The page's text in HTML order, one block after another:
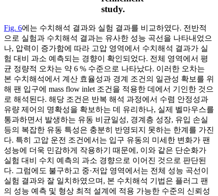
study.
Fig. 6에는 수치해석 결과와 실험 결과를 비교하였다. 전반적
으로 실험과 수치해석 결과는 유사한 성능 곡선을 나타내었으
나, 압력이 증가함에 따라 고압 영역에서 수치해석 결과가 실
험 대비 과소 예측되는 경향이 확인되었다. 전체 영역에서 평
균 정량적 오차는 약 6 % 수준으로 나타났다. 이러한 오차는
본 수치해석에서 계산 효율성과 경계 조건의 일관성 확보를 위
해 팬 입구에 mass flow inlet 조건을 적용한 데에서 기인한 것으
로 해석된다. 해당 조건은 반복 해석 과정에서 수렴 안정성과
유량 제어의 명확성을 확보하는 데 유리하나, 실제 벨마우스를
통과하면서 발생하는 유동 비균일성, 경계층 성장, 유입 손실
등의 복잡한 유동 특성은 충분히 반영되지 못하는 한계를 가진
다. 특히 고압 운전 조건에서는 입구 유동의 미세한 변화가 팬
성능에 더욱 민감하게 작용하기 때문에, 이와 같은 단순화가
실험 대비 수치 예측의 과소 경향으로 이어진 것으로 판단된
다. 그럼에도 불구하고 중·저압 영역에서는 전체 성능 곡선이
실험 결과와 잘 일치하였으며, 본 수치해석 기법은 플러그 팬
의 성능 예측 및 형상 최적 설계에 적용 가능한 수준의 신뢰성